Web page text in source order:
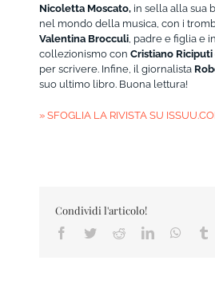
Nicoletta Moscato, in sella alla sua
nel mondo della musica, con i
Valentina Brocculi, padre e figlia e
collezionismo conCristiano Riciputi
per scrivere. Infine, il giornalista
suo ultimo libro. Buona lettura!
» SFOGLIA LA RIVISTA SU
Condividi l'articolo!
Facebook
TwitterRedditLinkedIn